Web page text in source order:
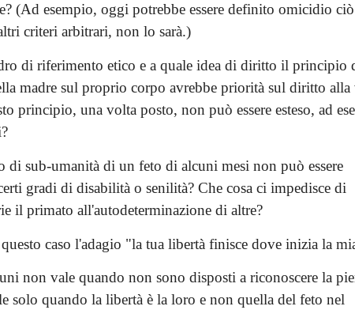
(Ad esempio, oggi potrebbe essere definito omicidio
criteri arbitrari, non lo sarà.)
di riferimento etico e a quale idea di diritto il principio
madre sul proprio corpo avrebbe priorità sul diritto alla
principio, una volta posto, non può essere esteso, ad
di sub-umanità di un feto di alcuni mesi non può essere
gradi di disabilità o senilità? Che cosa ci impedisce di
il primato all'autodeterminazione di altre?
caso l'adagio "la tua libertà finisce dove inizia la
non vale quando non sono disposti a riconoscere la
solo quando la libertà è la loro e non quella del feto nel